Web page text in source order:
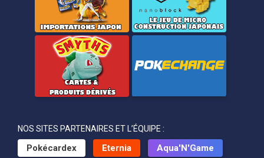
NOS SITES PARTENAIRES ET L’ÉQUIPE :
Pokécardex Eternia Aqua'N'Game